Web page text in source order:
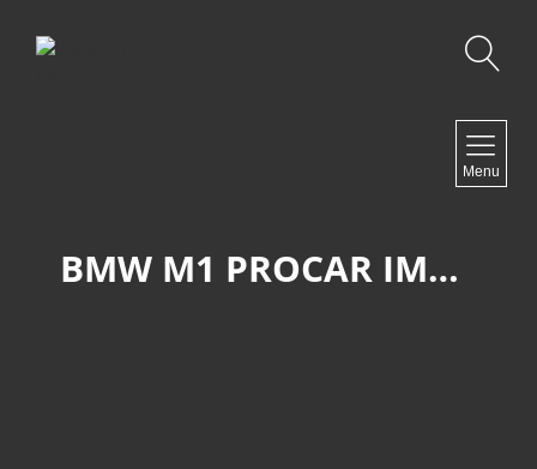
Menu
BMW M1 PROCAR IMSA WBS59910004301004